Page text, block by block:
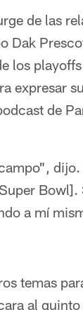
de las
Dak
los
expresar
de
a mí
temas
al